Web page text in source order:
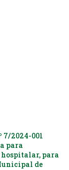
7/2024-001
para
para
de